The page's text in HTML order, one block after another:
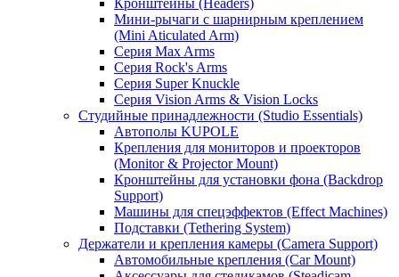
Кронштейны (Headers)
Мини-рычаги с шарнирным креплением
(Mini Aticulated Arm)
Серия Max Arms
Серия Rock's Arms
Серия Super Knuckle
Серия Vision Arms & Vision Locks
Студийные принадлежности (Studio Essentials)
Автополы KUPOLE
Крепления для мониторов и проекторов
(Monitor & Projector Mount)
Кронштейны для установки фона (Backdrop
Support)
Машины для спецэффектов (Effect Machines)
Подставки (Tethering System)
Держатели и крепления камеры (Camera Support)
Автомобильные крепления (Car Mount)